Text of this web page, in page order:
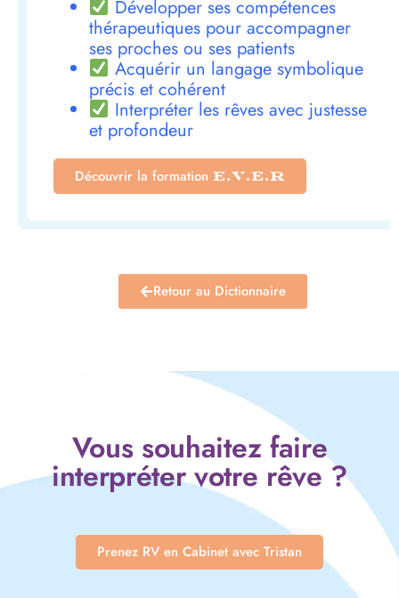
Développer ses compétences
thérapeutiques pour accompagner
ses proches ou ses patients
Acquérir un langage symbolique
précis et cohérent
Interpréter les rêves avec justesse
et profondeur
Découvrir la formation E.V.E.R
Retour au Dictionnaire
Vous souhaitez faire
interpréter votre rêve ?
Prenez RV en Cabinet avec Tristan